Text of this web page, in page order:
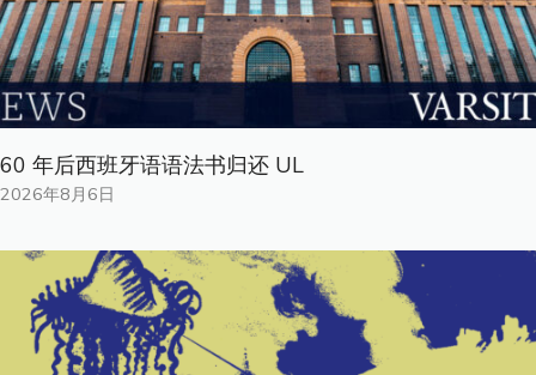
60 年后西班牙语语法书归还 UL
2026年8月6日